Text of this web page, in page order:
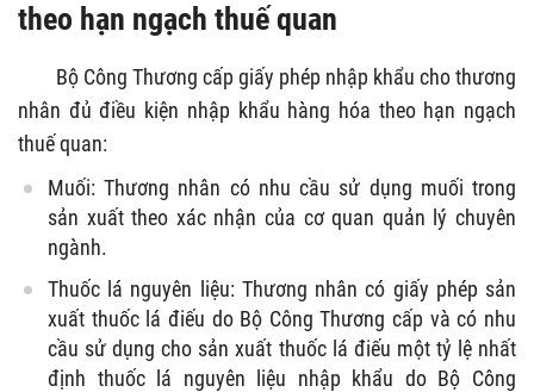
theo hạn ngạch thuế quan
Bộ Công Thương cấp giấy phép nhập khẩu cho thương
nhân đủ điều kiện nhập khẩu hàng hóa theo hạn ngạch
thuế quan:
Muối: Thương nhân có nhu cầu sử dụng muối trong
sản xuất theo xác nhận của cơ quan quản lý chuyên
ngành.
Thuốc lá nguyên liệu: Thương nhân có giấy phép sản
xuất thuốc lá điếu do Bộ Công Thương cấp và có nhu
cầu sử dụng cho sản xuất thuốc lá điếu một tỷ lệ nhất
định thuốc lá nguyên liệu nhập khẩu do Bộ Công